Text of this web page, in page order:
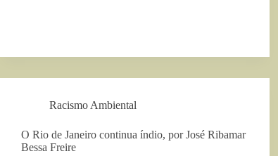
Racismo Ambiental
O Rio de Janeiro continua índio, por José Ribamar
Bessa Freire